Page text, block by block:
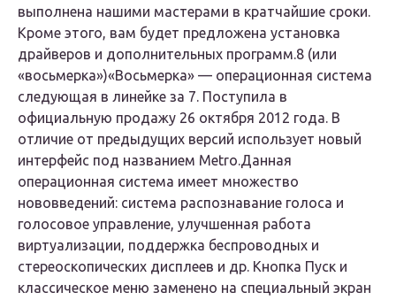
выполнена нашими мастерами в кратчайшие сроки.
Кроме этого, вам будет предложена установка
драйверов и дополнительных программ.8 (или
«восьмерка»)«Восьмерка» — операционная система
следующая в линейке за 7. Поступила в
официальную продажу 26 октября 2012 года. В
отличие от предыдущих версий использует новый
интерфейс под названием Metro.Данная
операционная система имеет множество
нововведений: система распознавание голоса и
голосовое управление, улучшенная работа
виртуализации, поддержка беспроводных и
стереоскопических дисплеев и др. Кнопка Пуск и
классическое меню заменено на специальный экран